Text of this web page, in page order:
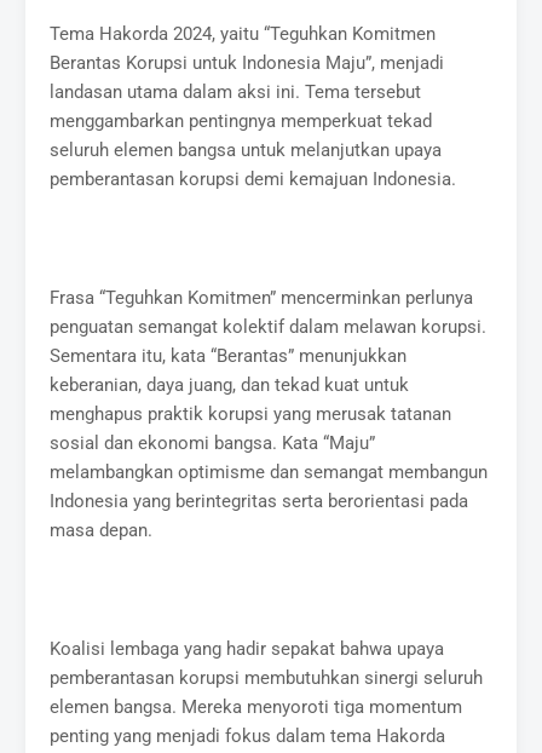
Tema Hakorda 2024, yaitu “Teguhkan Komitmen
Berantas Korupsi untuk Indonesia Maju”, menjadi
landasan utama dalam aksi ini. Tema tersebut
menggambarkan pentingnya memperkuat tekad
seluruh elemen bangsa untuk melanjutkan upaya
pemberantasan korupsi demi kemajuan Indonesia.
Frasa “Teguhkan Komitmen” mencerminkan perlunya
penguatan semangat kolektif dalam melawan korupsi.
Sementara itu, kata “Berantas” menunjukkan
keberanian, daya juang, dan tekad kuat untuk
menghapus praktik korupsi yang merusak tatanan
sosial dan ekonomi bangsa. Kata “Maju”
melambangkan optimisme dan semangat membangun
Indonesia yang berintegritas serta berorientasi pada
masa depan.
Koalisi lembaga yang hadir sepakat bahwa upaya
pemberantasan korupsi membutuhkan sinergi seluruh
elemen bangsa. Mereka menyoroti tiga momentum
penting yang menjadi fokus dalam tema Hakorda